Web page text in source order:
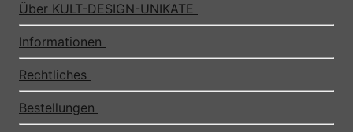
Über KULT-DESIGN-UNIKATE
Informationen
Rechtliches
Bestellungen